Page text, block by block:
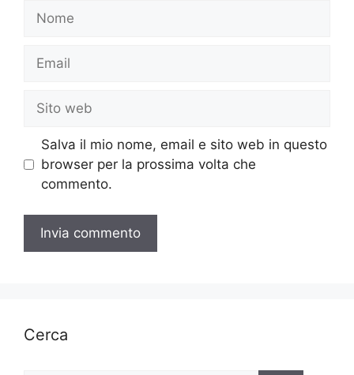
Nome
Email
Sito
web
Salva il mio nome, email e sito web in questo
browser per la prossima volta che
commento.
Cerca